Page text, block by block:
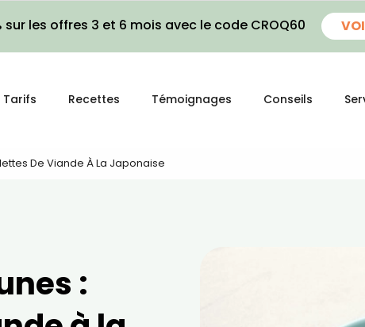
sur les offres 3 et 6 mois avec le code CROQ60
Tarifs Recettes Témoignages Conseils
De Viande À La Japonaise
: